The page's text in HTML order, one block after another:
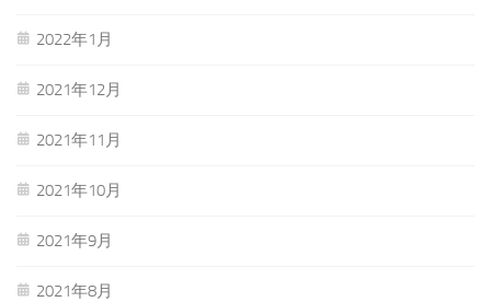
2022年1月
2021年12月
2021年11月
2021年10月
2021年9月
2021年8月